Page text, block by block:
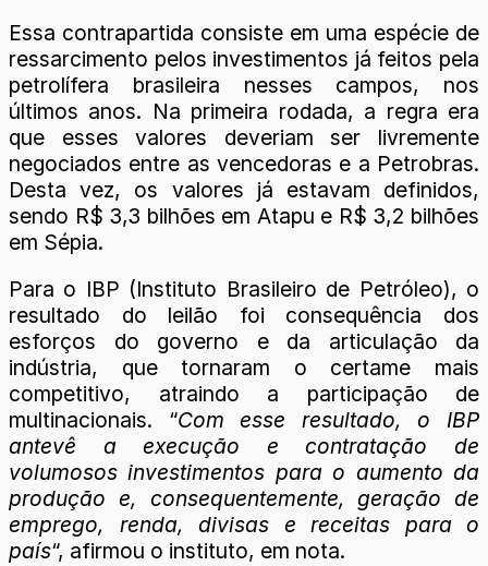
Essa contrapartida consiste em uma espécie de
ressarcimento pelos investimentos já feitos pela
petrolífera brasileira nesses campos, nos
últimos anos. Na primeira rodada, a regra era
que esses valores deveriam ser livremente
negociados entre as vencedoras e a Petrobras.
Desta vez, os valores já estavam definidos,
sendo R$ 3,3 bilhões em Atapu e R$ 3,2 bilhões
em Sépia.
Para o IBP (Instituto Brasileiro de Petróleo), o
resultado do leilão foi consequência dos
esforços do governo e da articulação da
indústria, que tornaram o certame mais
competitivo, atraindo a participação de
multinacionais. “Com esse resultado, o IBP
antevê a execução e contratação de
volumosos investimentos para o aumento da
produção e, consequentemente, geração de
emprego, renda, divisas e receitas para o
país“, afirmou o instituto, em nota.